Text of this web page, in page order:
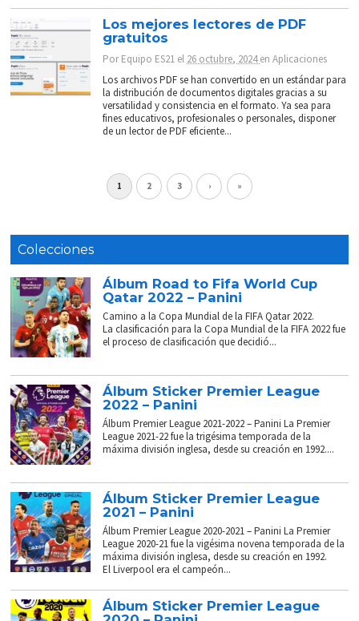
Los mejores lectores de PDF
gratuitos
PorEquipo ES21 el 26 octubre, 2024enAplicaciones
Los archivos PDF se han convertido en un estándar para
la distribución de documentos digitales gracias a su
versatilidad y consistencia en el formato. Ya sea para
fines educativos, profesionales o personales, disponer
de un lector de PDF eficiente...
1 2 3 › »
Colecciones
Álbum Road to Fifa World Cup
Qatar 2022 – Panini
Camino a la Copa Mundial de la FIFA Qatar 2022.
La clasificación para la Copa Mundial de la FIFA 2022 fue
el proceso de clasificación que decidió...
Álbum Sticker Premier League
2022 – Panini
Álbum Premier League 2021-2022 – Panini La Premier
League 2021-22 fue la trigésima temporada de la
máxima división inglesa, desde su creación en 1992....
Álbum Sticker Premier League
2021 – Panini
Álbum Premier League 2020-2021 – Panini La Premier
League 2020-21 fue la vigésima novena temporada de la
máxima división inglesa, desde su creación en 1992.
El Liverpool era el campeón...
Álbum Sticker Premier League